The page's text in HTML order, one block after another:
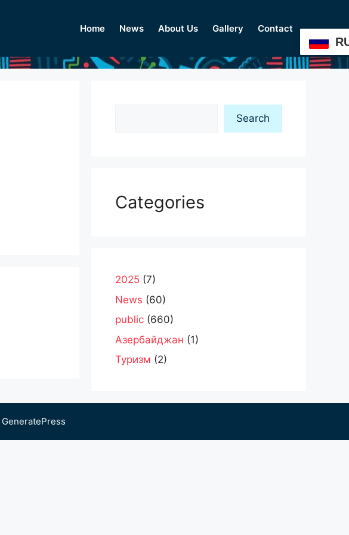
Home News About Us Gallery Contact
Search
Categories
2025 (7)
News (60)
public (660)
Азербайджан (1)
Туризм (2)
GeneratePress